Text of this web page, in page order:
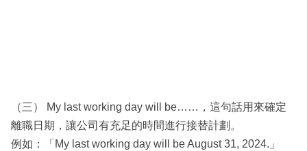
（三） My last working day will be……，這句話用來確定
離職日期，讓公司有充足的時間進行接替計劃。
例如：「My last working day will be August 31, 2024.」